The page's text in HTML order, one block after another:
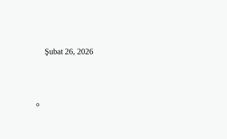
Şubat 26, 2026